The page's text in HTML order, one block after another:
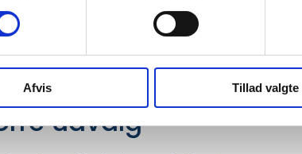
Afvis Tillad valgte
udvalg